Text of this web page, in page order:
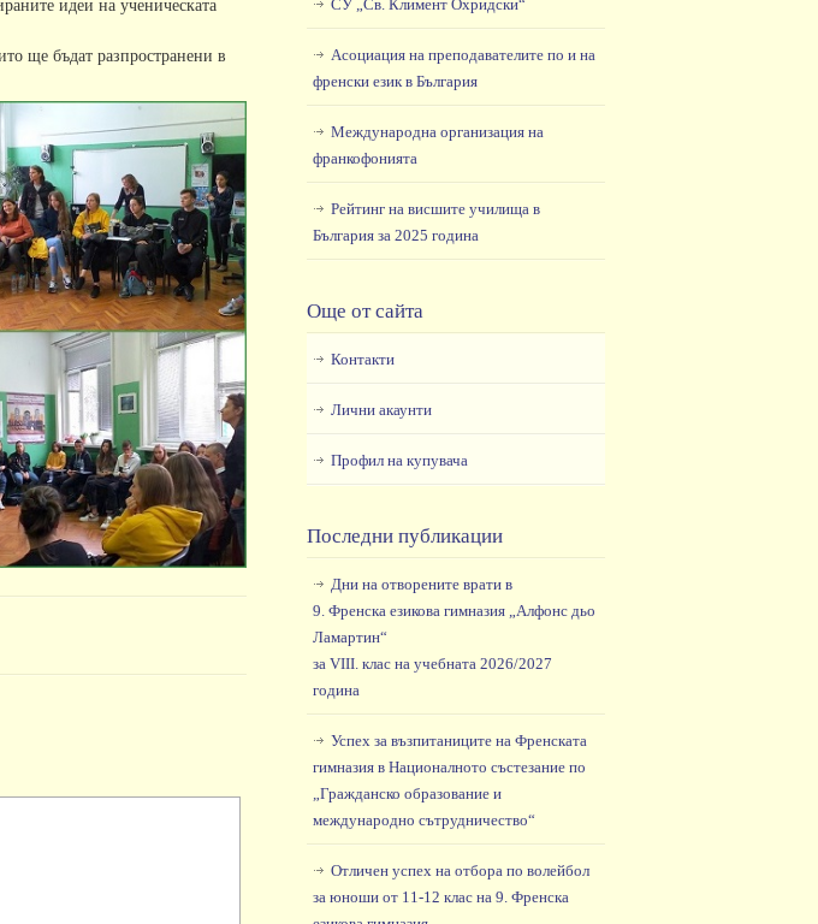
идеи на ученическата
ще бъдат разпространени в
СУ „Св. Климент Охридски“
Асоциация на преподавателите по и на
френски език в България
Международна организация на
франкофонията
Рейтинг на висшите училища в
България за 2025 година
Още от сайта
Контакти
Лични акаунти
Профил на купувача
Последни публикации
Дни на отворените врати в
9. Френска езикова гимназия „Алфонс дьо
Ламартин“
за VIII. клас на учебната 2026/2027
година
Успех за възпитаниците на Френската
гимназия в Националното състезание по
„Гражданско образование и
международно сътрудничество“
Отличен успех на отбора по волейбол
за юноши от 11-12 клас на 9. Френска